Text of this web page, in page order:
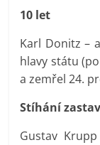
10 let
Karl Donitz –
hlavy státu
a zemřel 24.
Stíhání
Gustav